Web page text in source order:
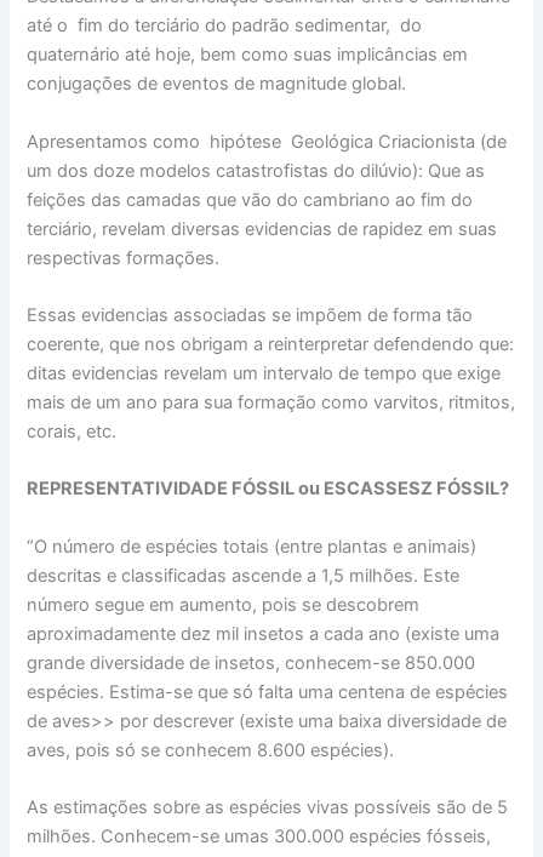
até o fim do terciário do padrão sedimentar, do
quaternário até hoje, bem como suas implicâncias em
conjugações de eventos de magnitude global.
Apresentamos como hipótese Geológica Criacionista (de
um dos doze modelos catastrofistas do dilúvio): Que as
feições das camadas que vão do cambriano ao fim do
terciário, revelam diversas evidencias de rapidez em suas
respectivas formações.
Essas evidencias associadas se impõem de forma tão
coerente, que nos obrigam a reinterpretar defendendo que:
ditas evidencias revelam um intervalo de tempo que exige
mais de um ano para sua formação como varvitos, ritmitos,
corais, etc.
REPRESENTATIVIDADE FÓSSIL ou ESCASSESZ FÓSSIL?
“O número de espécies totais (entre plantas e animais)
descritas e classificadas ascende a 1,5 milhões. Este
número segue em aumento, pois se descobrem
aproximadamente dez mil insetos a cada ano (existe uma
grande diversidade de insetos, conhecem-se 850.000
espécies. Estima-se que só falta uma centena de espécies
de aves>> por descrever (existe uma baixa diversidade de
aves, pois só se conhecem 8.600 espécies).
As estimações sobre as espécies vivas possíveis são de 5
milhões. Conhecem-se umas 300.000 espécies fósseis,